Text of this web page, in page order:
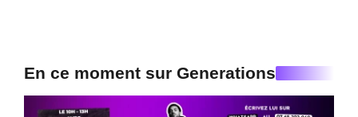
En ce moment sur Generations